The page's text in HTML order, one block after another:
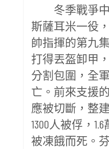
冬季戰爭中
斯薩耳米一役
帥指揮的第九
打得丟盔卸甲
分割包圍，全
亡。前來支援
應被切斷，整
1300人被俘，
被凍餓而死。